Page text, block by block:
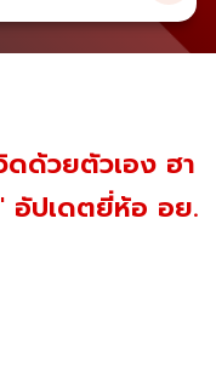
ดด้วยตัวเอง ฮา
อัปเดตยี่ห้อ อย.